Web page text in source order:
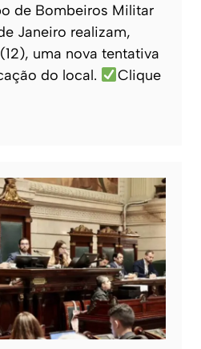
de Bombeiros Militar
Janeiro realizam,
uma nova tentativa
do local.
Clique